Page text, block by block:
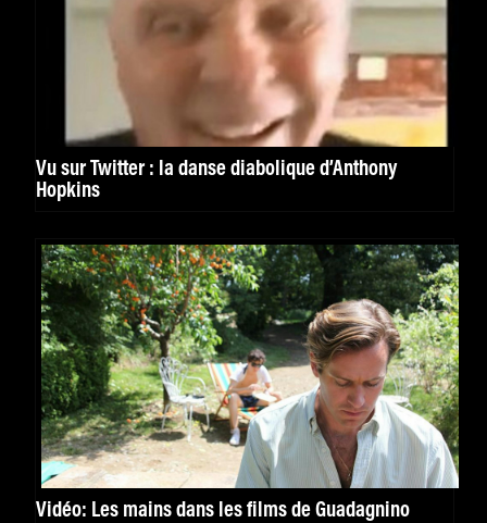
Vu sur Twitter : la danse diabolique d’Anthony
Hopkins
Vidéo: Les mains dans les films de Guadagnino